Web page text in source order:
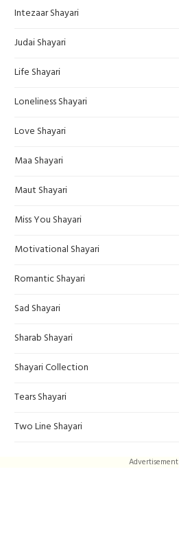
Intezaar Shayari
Judai Shayari
Life Shayari
Loneliness Shayari
Love Shayari
Maa Shayari
Maut Shayari
Miss You Shayari
Motivational Shayari
Romantic Shayari
Sad Shayari
Sharab Shayari
Shayari Collection
Tears Shayari
Two Line Shayari
Advertisement